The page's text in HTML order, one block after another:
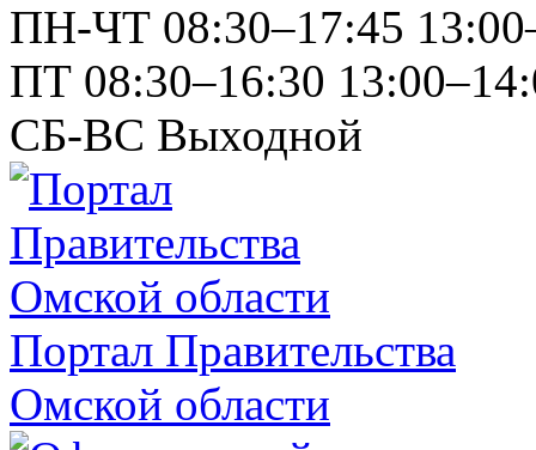
ПН-ЧТ 08:30–17:45
ПТ 08:30–16:30
СБ-ВС Выходной
Портал Правительства
Омской области